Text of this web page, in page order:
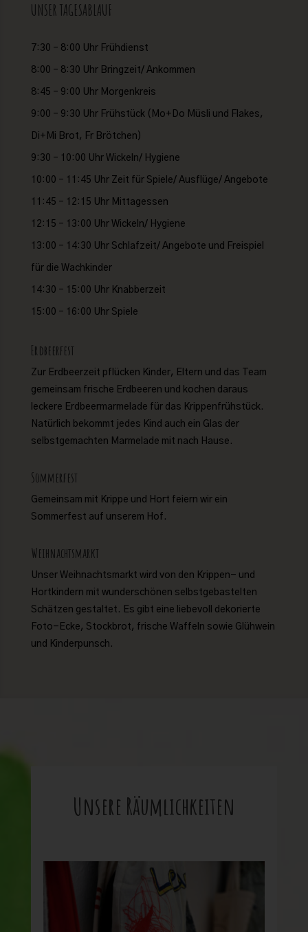
UNSER TAGESABLAUF
7:30 – 8:00 Uhr Frühdienst
8:00 – 8:30 Uhr Bringzeit/ Ankommen
8:45 – 9:00 Uhr Morgenkreis
9:00 – 9:30 Uhr Frühstück (Mo+Do Müsli und Flakes,
Di+Mi Brot, Fr Brötchen)
9:30 – 10:00 Uhr Wickeln/ Hygiene
10:00 – 11:45 Uhr Zeit für Spiele/ Ausflüge/ Angebote
11:45 – 12:15 Uhr Mittagessen
12:15 – 13:00 Uhr Wickeln/ Hygiene
13:00 – 14:30 Uhr Schlafzeit/ Angebote und Freispiel
für die Wachkinder
14:30 – 15:00 Uhr Knabberzeit
15:00 – 16:00 Uhr Spiele
Erdbeerfest
Zur Erdbeerzeit pflücken Kinder, Eltern und das Team
gemeinsam frische Erdbeeren und kochen daraus
leckere Erdbeermarmelade für das Krippenfrühstück.
Natürlich bekommt jedes Kind auch ein Glas der
selbstgemachten Marmelade mit nach Hause.
Sommerfest
Gemeinsam mit Krippe und Hort feiern wir ein
Sommerfest auf unserem Hof.
Weihnachtsmarkt
Unser Weihnachtsmarkt wird von den Krippen- und
Hortkindern mit wunderschönen selbstgebastelten
Schätzen gestaltet. Es gibt eine liebevoll dekorierte
Foto-Ecke, Stockbrot, frische Waffeln sowie Glühwein
und Kinderpunsch.
Unsere Räumlichkeiten